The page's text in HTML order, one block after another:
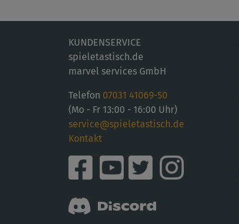
KUNDENSERVICE
spieletastisch.de
marvel services GmbH
Telefon 07031 41069-50
(Mo - Fr 13:00 - 16:00 Uhr)
service@spieletastisch.de
Kontakt